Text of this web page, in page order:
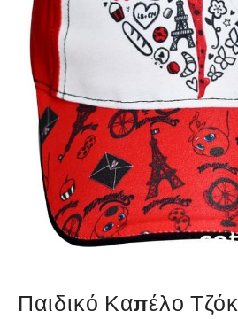
Παιδικό Καπέλο